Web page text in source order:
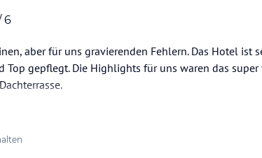
6
aber für uns gravierenden Fehlern. Das Hotel ist
Top gepflegt. Die Highlights für uns waren das